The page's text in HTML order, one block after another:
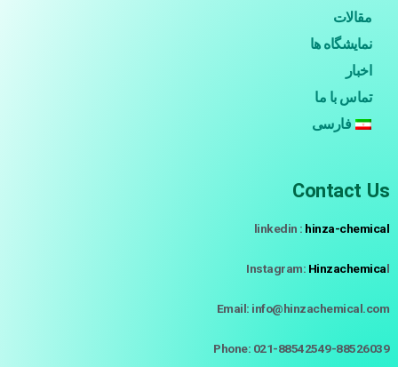
مقالات
نمایشگاه ها
اخبار
تماس با ما
فارسی
Contact Us
linkedin : hinza-chemical
Instagram: Hinzachemical
Email: info@hinzachemical.com
Phone: 021-88542549-88526039